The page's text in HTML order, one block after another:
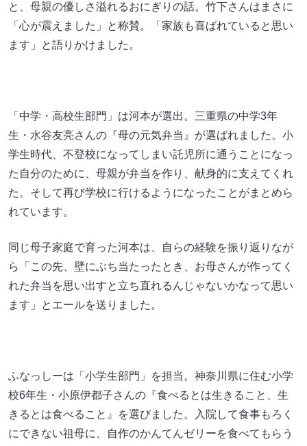
と、母親の優しさ溢れるおにぎりの話。竹下さんはまさに
「心が震えました」と称賛。「家族も喜ばれていると思い
ます」と語りかけました。
「中学・高校生部門」は河本が選出。三重県の中学3年
生・水谷友亮さんの『母の元気弁当』が選ばれました。小
学生時代、不登校になってしまい託児所に通うことになっ
た自分のために、母親が弁当を作り、献身的に支えてくれ
た。そして再び学校に行けるようになったことがまとめら
れています。
同じ母子家庭で育った河本は、自らの経験を振り返りなが
ら「この先、壁にぶち当たったとき、お母さんが作ってく
れた弁当を思い出すと立ち直れるんじゃないかなって思い
ます」とエールを送りました。
ふなっしーは「小学生部門」を担当。神奈川県に住む小学
校6年生・小原伊都子さんの『食べるとは生きること、生
きるとは食べること』を選びました。入院して食事もろく
にできない祖母に、自作のかんてんゼリーを食べてもらう